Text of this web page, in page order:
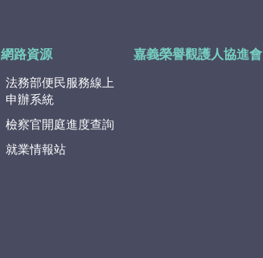
網路資源
法務部便民服務線上
申辦系統
檢察官開庭進度查詢
就業情報站
嘉義榮譽觀護人協進會